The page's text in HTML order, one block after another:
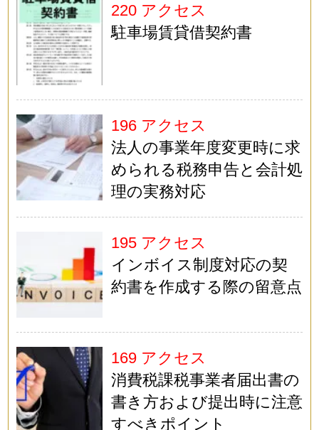
220 アクセス
駐車場賃貸借契約書
196 アクセス
法人の事業年度変更時に求
められる税務申告と会計処
理の実務対応
195 アクセス
インボイス制度対応の契
約書を作成する際の留意点
169 アクセス
消費税課税事業者届出書の
書き方および提出時に注意
すべきポイント